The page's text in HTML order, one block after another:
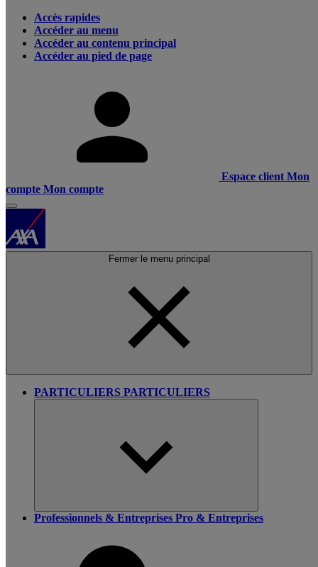
Accès rapides
Accéder au menu
Accéder au contenu principal
Accéder au pied de page
Espace client Mon
compte Mon compte
Fermer le menu principal
PARTICULIERS PARTICULIERS
Professionnels & Entreprises Pro & Entreprises